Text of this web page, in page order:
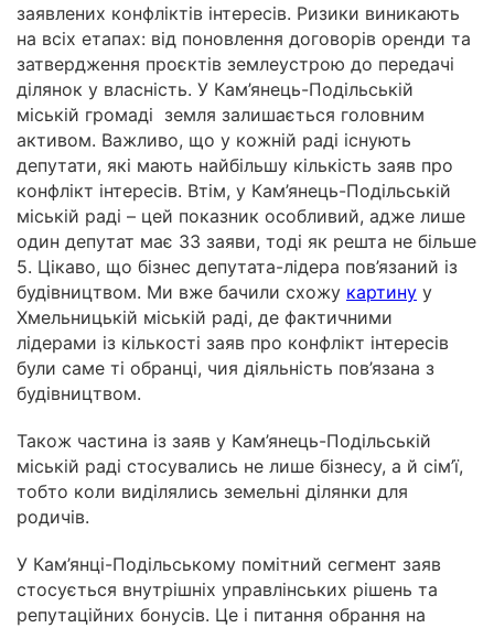
заявлених конфліктів інтересів. Ризики виникають
на всіх етапах: від поновлення договорів оренди та
затвердження проєктів землеустрою до передачі
ділянок у власність. У Кам’янець-Подільській
міській громаді земля залишається головним
активом. Важливо, що у кожній раді існують
депутати, які мають найбільшу кількість заяв про
конфлікт інтересів. Втім, у Кам’янець-Подільській
міській раді – цей показник особливий, адже лише
один депутат має 33 заяви, тоді як решта не більше
5. Цікаво, що бізнес депутата-лідера пов’язаний із
будівництвом. Ми вже бачили схожу картину у
Хмельницькій міській раді, де фактичними
лідерами із кількості заяв про конфлікт інтересів
були саме ті обранці, чия діяльність пов’язана з
будівництвом.
Також частина із заяв у Кам’янець-Подільській
міській раді стосувались не лише бізнесу, а й сім’ї,
тобто коли виділялись земельні ділянки для
родичів.
У Кам’янці-Подільському помітний сегмент заяв
стосується внутрішніх управлінських рішень та
репутаційних бонусів. Це і питання обрання на